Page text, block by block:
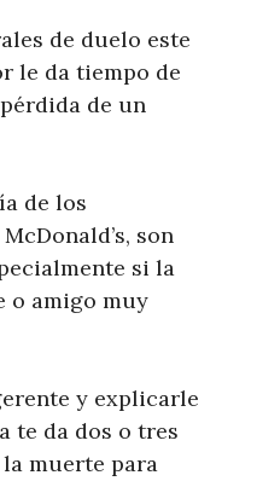
de duelo este
le da tiempo de
de un
de los
son
si la
o amigo muy
y explicarle
te da dos o tres
muerte para